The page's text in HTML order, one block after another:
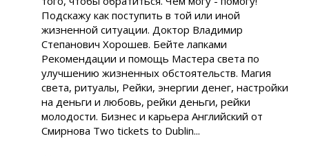
Подскажу как поступить в той или иной
жизненной ситуации. Доктор Владимир
Степанович Хорошев. Бейте лапками
Рекомендации и помощь Мастера света по
улучшению жизненных обстоятельств. Магия
света, ритуалы, Рейки, энергии денег, настройки
на деньги и любовь, рейки деньги, рейки
молодости. Бизнес и карьера Английский от
Смирнова Two tickets to Dublin...